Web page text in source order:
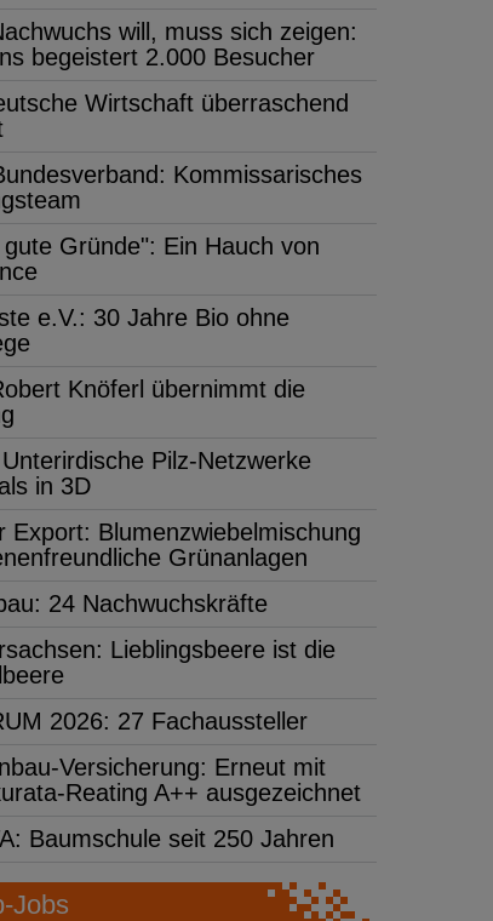
will, muss sich zeigen:
begeistert 2.000 Besucher
Wirtschaft überraschend
Kommissarisches
gute Gründe": Ein Hauch von
e.V.: 30 Jahre Bio ohne
Knöferl übernimmt die
Pilz-Netzwerke
in 3D
Export: Blumenzwiebelmischung
Grünanlagen
24 Nachwuchskräfte
Lieblingsbeere ist die
2026: 27 Fachaussteller
Versicherung: Erneut mit
Reating A++ ausgezeichnet
Baumschule seit 250 Jahren
Jobs